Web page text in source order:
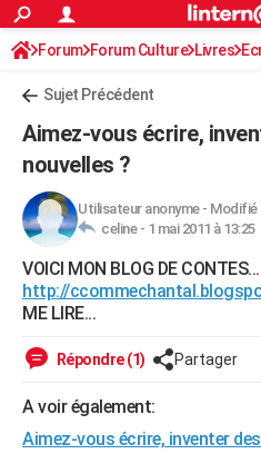
ACTUALITÉS
Politique
Société
Faits Divers
Education
Monde
Villes
+
Programme TV
Streaming
Sorties cinéma
FINANCE
Retraite
Impôts
Epargne
Immobilier
Risques naturels par ville
Banque
Assurance
Crédit
AUTO
Essais
Réserver un essai
Citadines
Berlines
SUV
Forum auto
HIGH-TECH
Mobiles
Meilleur smartphone
Internet
Ordinateurs
Jeux vidéo
Guide high-tech
BRICOLAGE
WEEK-END
Art de vivre
Bien-être
Loisirs
ModeModes de vie
SANTE
Forum Forum Culture Livres
Sujet Précédent
Aimez-vous écrire,
nouvelles ?
Utilisateur anonyme- Modifié
celine - 1 mai 2011 à 13:25
VOICI MON BLOG DE CONTES...
http://
ME LIRE...
Répondre (1) Partager
A voir également:
Aimez-vous écrire, inventer